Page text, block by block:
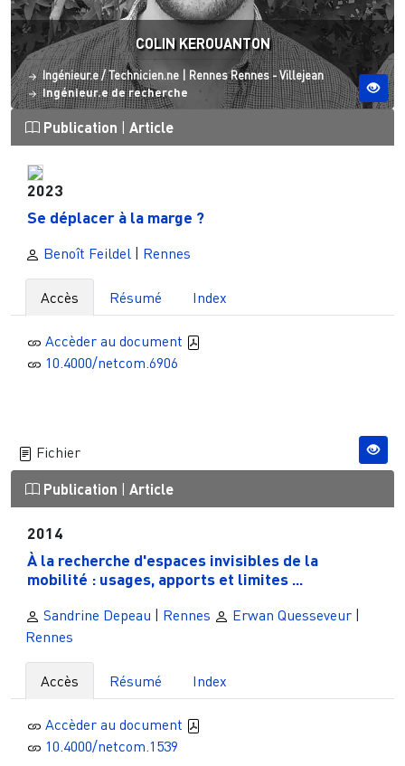
COLIN KEROUANTON
Statut
Ingénieur.e / Technicien.ne Site ESO
RennesRennes - Villejean
Ingénieur.e de recherche
Publication Article
2023
Se déplacer à la marge ?
Benoît Feildel | Rennes
Accès Résumé Index
Accèder au document
10.4000/netcom.6906
Fichier
Publication Article
2014
À la recherche d'espaces invisibles de la
mobilité : usages, apports et limites ...
Sandrine Depeau | Rennes Erwan Quesseveur |
Rennes
Accès Résumé Index
Accèder au document
10.4000/netcom.1539